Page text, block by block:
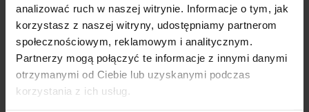
analizować ruch w naszej witrynie. Informacje o tym, jak
korzystasz z naszej witryny, udostępniamy partnerom
społecznościowym, reklamowym i analitycznym.
Partnerzy mogą połączyć te informacje z innymi danymi
otrzymanymi od Ciebie lub uzyskanymi podczas
korzystania z ich usług.
pokojowych. Ten typ wskazało blisko 60% respondentów.
Zdecydowanie rzadziej w ich wskazaniach pojawiały się kawalerki.
Mieszkania poniżej 30 mkw. byłoby gotowych kupić zaledwie 8%
nabywców z tej grupy. Dla porównania w pozostałych trzech
miastach metraż ten był akceptowany nawet przez 17-20%
kupujących „na wynajem”. Trójmiejscy inwestorzy nie byli też